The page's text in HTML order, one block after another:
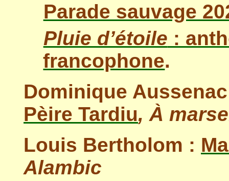
Parade sauvage
Pluie d’étoile :
francophone.
Dominique
Pèire Tardiu, À
Louis Bertholom :
Alambic